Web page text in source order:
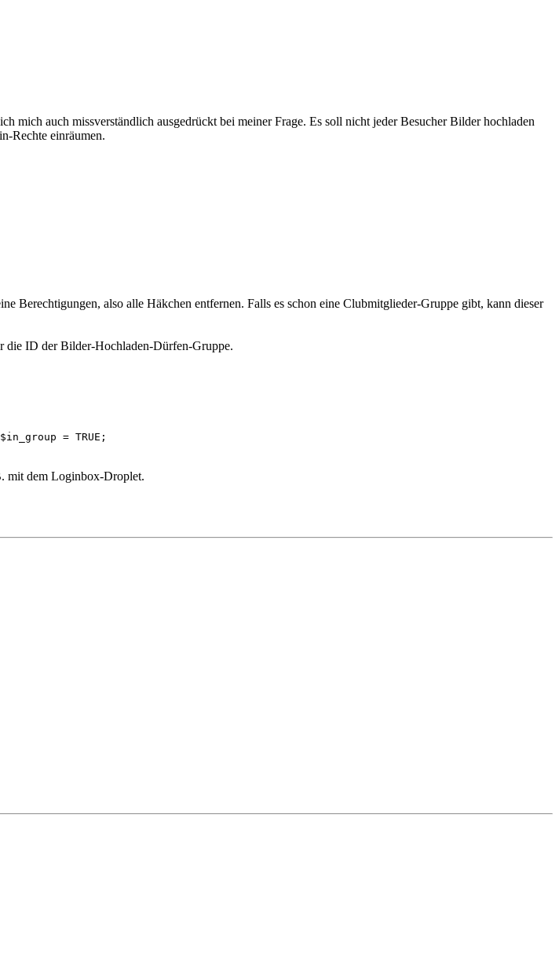
auch missverständlich ausgedrückt bei meiner Frage. Es soll nicht jeder Besucher Bilder hochladen
Rechte einräumen.
Berechtigungen, also alle Häkchen entfernen. Falls es schon eine Clubmitglieder-Gruppe gibt, kann dieser
die ID der Bilder-Hochladen-Dürfen-Gruppe.
= TRUE;
mit dem Loginbox-Droplet.